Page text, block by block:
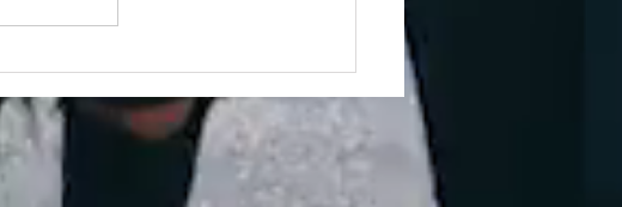
2026년 7월 12일 주보